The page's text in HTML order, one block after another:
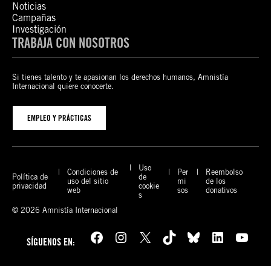
Noticias
Campañas
Investigación
TRABAJA CON NOSOTROS
Si tienes talento y te apasionan los derechos humanos, Amnistía
Internacional quiere conocerte.
EMPLEO Y PRÁCTICAS
Política de
privacidad
Condiciones de
uso del sitio
web
Uso
de
cookie
s
Per
mi
sos
Reembolso
de los
donativos
© 2026 Amnistía Internacional
SÍGUENOS EN: Facebook Instagram X TikTok Bluesky LinkedIn YouTube